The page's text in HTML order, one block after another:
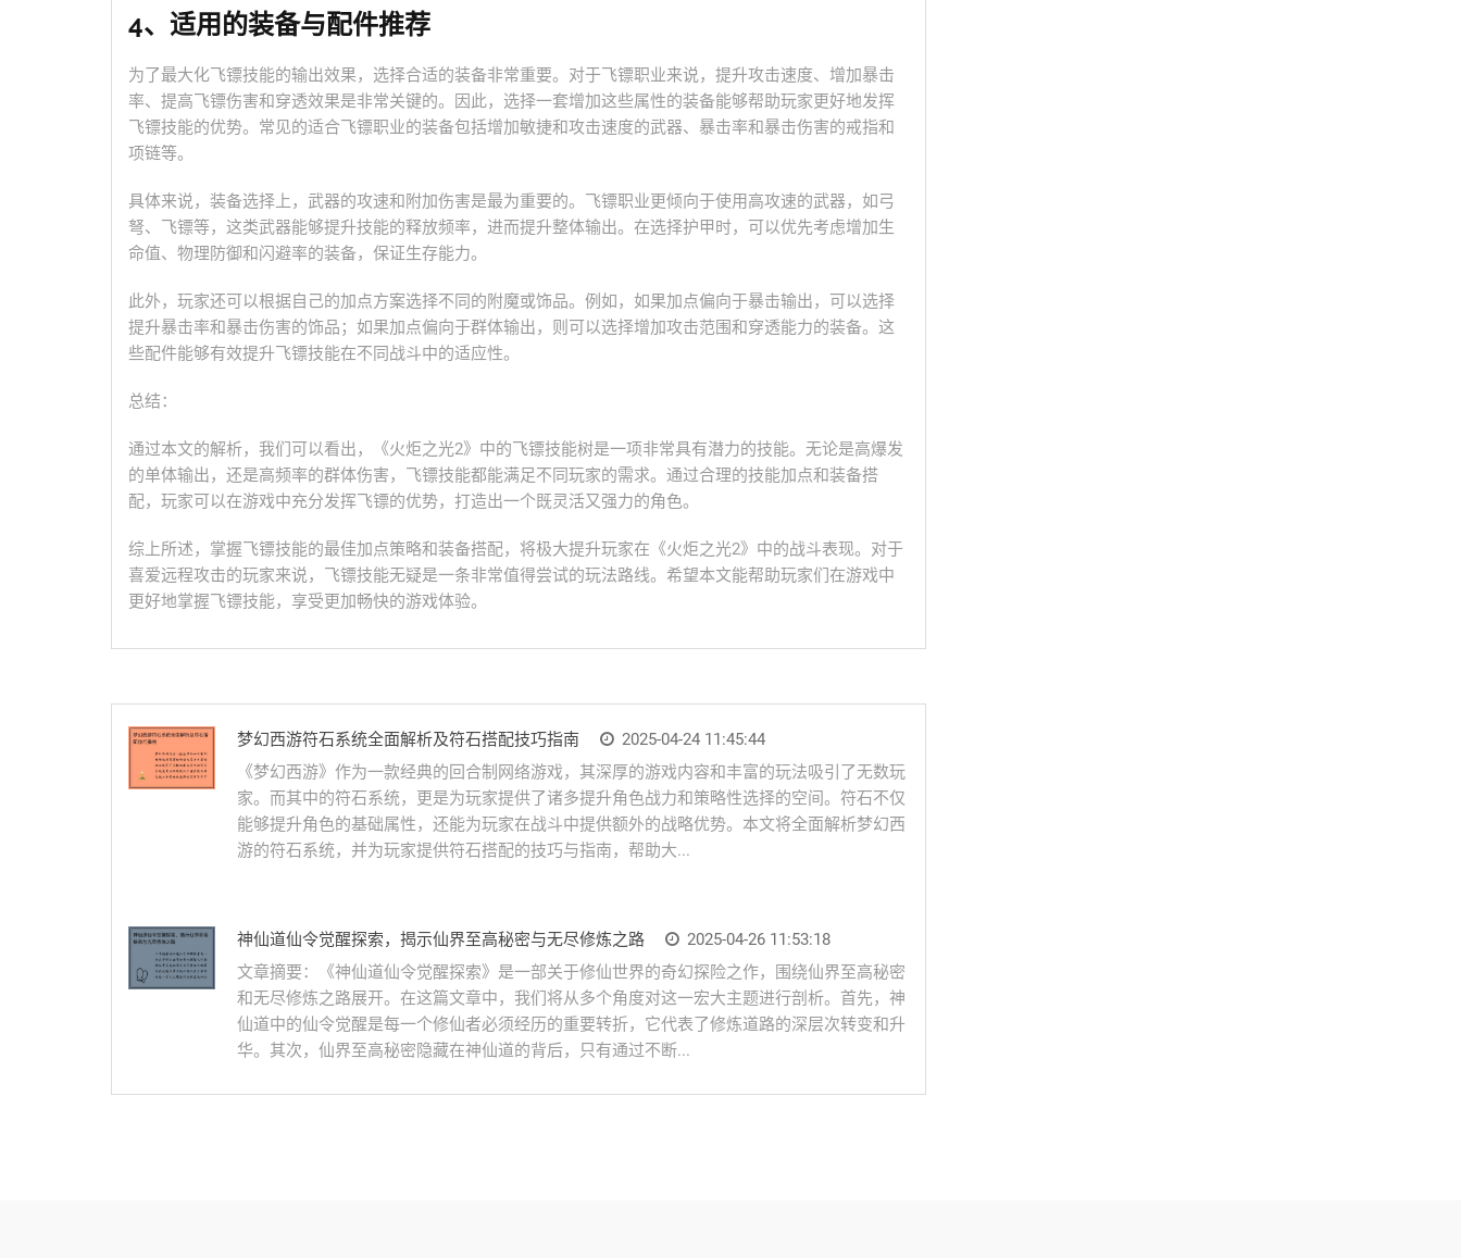
4、适用的装备与配件推荐
为了最大化飞镖技能的输出效果，选择合适的装备非常重要。对于飞镖职业来说，提升攻击速度、增加暴击
率、提高飞镖伤害和穿透效果是非常关键的。因此，选择一套增加这些属性的装备能够帮助玩家更好地发挥
飞镖技能的优势。常见的适合飞镖职业的装备包括增加敏捷和攻击速度的武器、暴击率和暴击伤害的戒指和
项链等。
具体来说，装备选择上，武器的攻速和附加伤害是最为重要的。飞镖职业更倾向于使用高攻速的武器，如弓
弩、飞镖等，这类武器能够提升技能的释放频率，进而提升整体输出。在选择护甲时，可以优先考虑增加生
命值、物理防御和闪避率的装备，保证生存能力。
此外，玩家还可以根据自己的加点方案选择不同的附魔或饰品。例如，如果加点偏向于暴击输出，可以选择
提升暴击率和暴击伤害的饰品；如果加点偏向于群体输出，则可以选择增加攻击范围和穿透能力的装备。这
些配件能够有效提升飞镖技能在不同战斗中的适应性。
总结：
通过本文的解析，我们可以看出，《火炬之光2》中的飞镖技能树是一项非常具有潜力的技能。无论是高爆发
的单体输出，还是高频率的群体伤害，飞镖技能都能满足不同玩家的需求。通过合理的技能加点和装备搭
配，玩家可以在游戏中充分发挥飞镖的优势，打造出一个既灵活又强力的角色。
综上所述，掌握飞镖技能的最佳加点策略和装备搭配，将极大提升玩家在《火炬之光2》中的战斗表现。对于
喜爱远程攻击的玩家来说，飞镖技能无疑是一条非常值得尝试的玩法路线。希望本文能帮助玩家们在游戏中
更好地掌握飞镖技能，享受更加畅快的游戏体验。
梦幻西游符石系统全面解析及符石搭配技巧指南
2025-04-24 11:45:44
《梦幻西游》作为一款经典的回合制网络游戏，其深厚的游戏内容和丰富的玩法吸引了无数玩
家。而其中的符石系统，更是为玩家提供了诸多提升角色战力和策略性选择的空间。符石不仅
能够提升角色的基础属性，还能为玩家在战斗中提供额外的战略优势。本文将全面解析梦幻西
游的符石系统，并为玩家提供符石搭配的技巧与指南，帮助大...
神仙道仙令觉醒探索，揭示仙界至高秘密与无尽修炼之路
2025-04-26 11:53:18
文章摘要：《神仙道仙令觉醒探索》是一部关于修仙世界的奇幻探险之作，围绕仙界至高秘密
和无尽修炼之路展开。在这篇文章中，我们将从多个角度对这一宏大主题进行剖析。首先，神
仙道中的仙令觉醒是每一个修仙者必须经历的重要转折，它代表了修炼道路的深层次转变和升
华。其次，仙界至高秘密隐藏在神仙道的背后，只有通过不断...